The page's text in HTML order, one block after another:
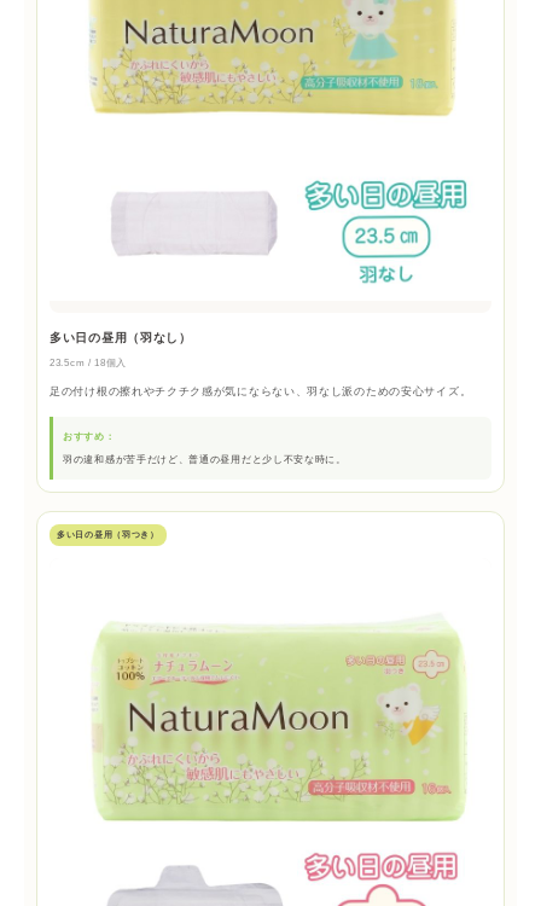
多い日の昼用（羽なし）
23.5cm / 18個入
足の付け根の擦れやチクチク感が気にならない、羽なし派のための安心サイズ。
おすすめ：
羽の違和感が苦手だけど、普通の昼用だと少し不安な時に。
多い日の昼用（羽つき）